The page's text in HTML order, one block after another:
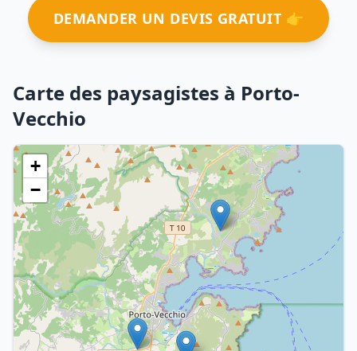
DEMANDER UN DEVIS GRATUIT 👉
Carte des paysagistes à Porto-
Vecchio
+
−